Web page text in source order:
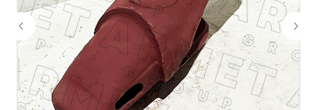
время.
Если у вас есть документация, которая
поможем нам лучше понять вашу
задачу — прикрепите её в поле ниже.